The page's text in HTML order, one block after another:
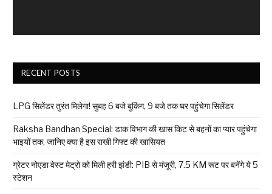
RECENT POSTS
LPG सिलेंडर तुरंत मिलेगा! सुबह 6 बजे बुकिंग, 9 बजे तक घर पहुंचेगा सिलेंडर
Raksha Bandhan Special: डाक विभाग की खास किट से बहनों का प्यार पहुंचेगा
भाइयों तक, जानिए क्या है इस राखी गिफ्ट की खासियत
ग्रेटर नोएडा वेस्ट मेट्रो को मिली हरी झंडी: PIB से मंजूरी, 7.5 KM रूट पर बनेंगे ये 5
स्टेशन